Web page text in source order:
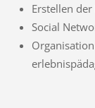
Erstellen
Social